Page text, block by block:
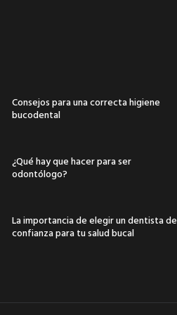
Consejos para una correcta higiene
bucodental
¿Qué hay que hacer para ser
odontólogo?
La importancia de elegir un dentista de
confianza para tu salud bucal